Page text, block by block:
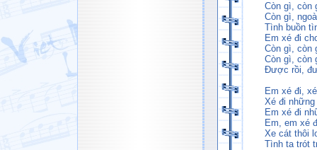
Còn gì, còn
Còn gì,
Tình buồn
Em xé đi
Còn gì, còn
Còn gì, còn
Được rồi,
Em xé đi,
Xé đi
Em xé đi
Em, em xé
Xe cát thôi
Tình ta trót